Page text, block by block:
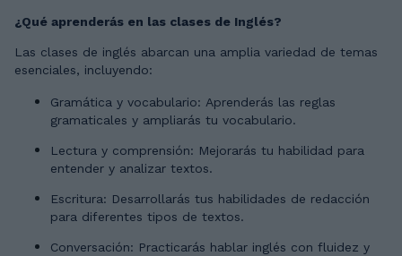
¿Qué aprenderás en las clases de Inglés?
Las clases de inglés abarcan una amplia variedad de temas
esenciales, incluyendo:
Gramática y vocabulario: Aprenderás las reglas
gramaticales y ampliarás tu vocabulario.
Lectura y comprensión: Mejorarás tu habilidad para
entender y analizar textos.
Escritura: Desarrollarás tus habilidades de redacción
para diferentes tipos de textos.
Conversación: Practicarás hablar inglés con fluidez y